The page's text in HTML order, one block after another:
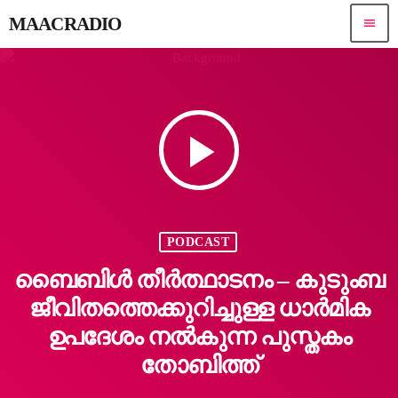
MAACRADIO menu
play_arrow
PODCAST
ബൈബിൾ തീർത്ഥാടനം – കുടുംബ
ജീവിതത്തെക്കുറിച്ചുള്ള ധാർമിക
ഉപദേശം നൽകുന്ന പുസ്തകം
തോബിത്ത്